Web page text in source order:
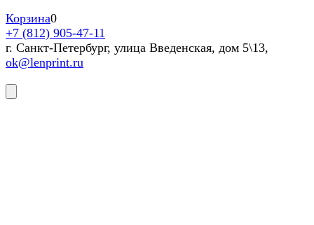
Корзина0
+7 (812) 905-47-11
г. Санкт-Петербург, улица Введенская, дом 5\13,
ok@lenprint.ru